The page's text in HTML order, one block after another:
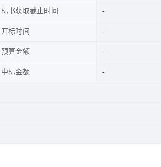
标书获取截止时间
开标时间
预算金额
中标金额